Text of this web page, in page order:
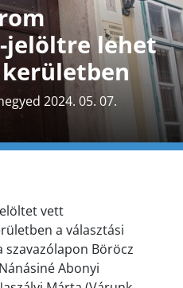
jelöltre lehet
kerületben
2024. 05. 07.
vett
a választási
szavazólapon Böröcz
Abonyi